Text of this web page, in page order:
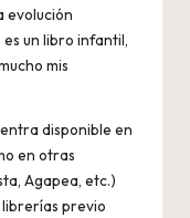
evolución
un libro infantil,
mis
disponible en
en otras
Agapea, etc.)
librerías previo